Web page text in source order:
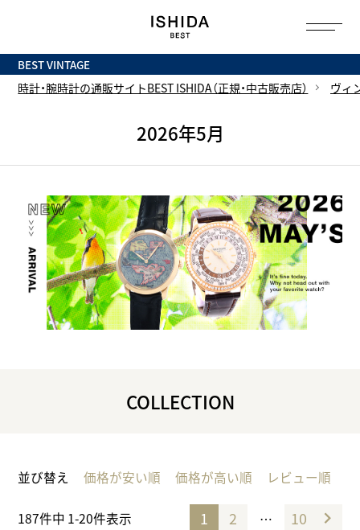
BEST VINTAGE
時計・腕時計の通販サイトBEST ISHIDA（正規・中古販売店）
ヴィ
2026年5月
COLLECTION
並び替え 価格が安い順 価格が高い順 レビュー順
187件中 1-20件表示 1 2 … 10
へ